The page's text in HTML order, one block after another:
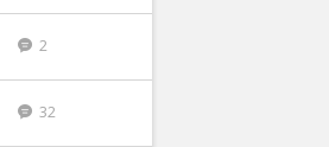
2
32